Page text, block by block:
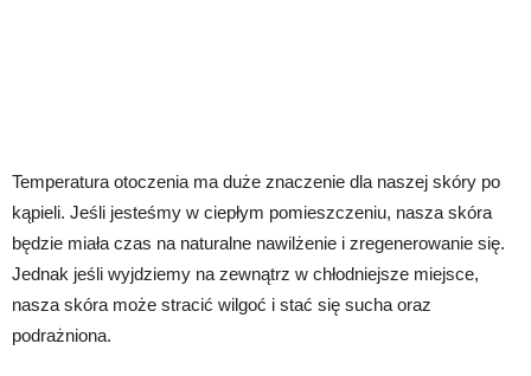
Temperatura otoczenia ma duże znaczenie dla naszej skóry po
kąpieli. Jeśli jesteśmy w ciepłym pomieszczeniu, nasza skóra
będzie miała czas na naturalne nawilżenie i zregenerowanie się.
Jednak jeśli wyjdziemy na zewnątrz w chłodniejsze miejsce,
nasza skóra może stracić wilgoć i stać się sucha oraz
podrażniona.